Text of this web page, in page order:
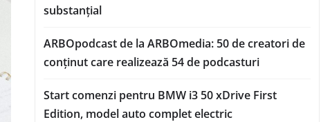
substanțial
ARBOpodcast de la ARBOmedia: 50 de creatori de
conținut care realizează 54 de podcasturi
Start comenzi pentru BMW i3 50 xDrive First
Edition, model auto complet electric